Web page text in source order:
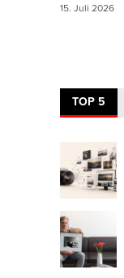
15. Juli 2026
TOP 5